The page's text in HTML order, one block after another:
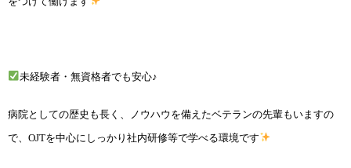
未経験者・無資格者でも安心♪
病院としての歴史も長く、ノウハウを備えたベテランの先輩もいますの
で、OJTを中心にしっかり社内研修等で学べる環境です